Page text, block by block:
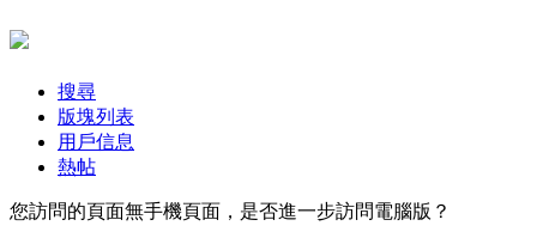
搜尋
版塊列表
用戶信息
熱帖
您訪問的頁面無手機頁面，是否進一步訪問電腦版？